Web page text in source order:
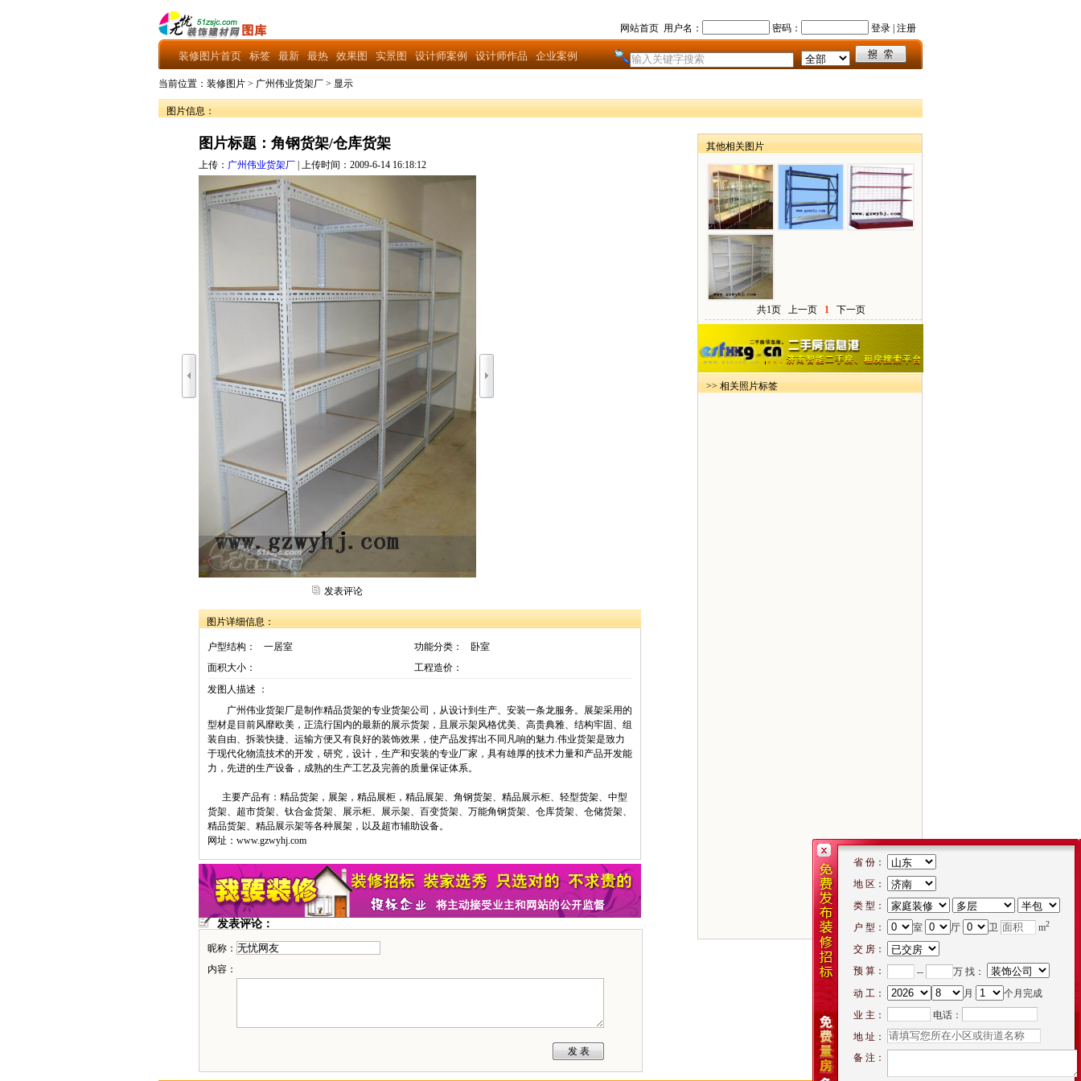
网站首页 用户名： 密码： 登录 | 注册
装修图片首页 标签 最新 最热 效果图 实景图 设计师案例 设计师作品 企业案例
当前位置： 装修图片 > 广州伟业货架厂 > 显示
图片信息：
图片标题：角钢货架/仓库货架
上传： 广州伟业货架厂 | 上传时间：2009-6-14 16:18:12
发表评论
图片详细信息：
户型结构： 一居室 功能分类：
卧室
面积大小：
工程造价：
发图人描述 ：
广州伟业货架厂是制作精品货架的专业货架公司，从设计到生产、安装一条龙服务。展架采用的
型材是目前风靡欧美，正流行国内的最新的展示货架，且展示架风格优美、高贵典雅、结构牢固、组
装自由、拆装快捷、运输方便又有良好的装饰效果，使产品发挥出不同凡响的魅力.伟业货架是致力
于现代化物流技术的开发，研究，设计，生产和安装的专业厂家，具有雄厚的技术力量和产品开发能
力，先进的生产设备，成熟的生产工艺及完善的质量保证体系。
主要产品有：精品货架，展架，精品展柜，精品展架、角钢货架、精品展示柜、轻型货架、中型
货架、超市货架、钛合金货架、展示柜、展示架、百变货架、万能角钢货架、仓库货架、仓储货架、
精品货架、精品展示架等各种展架，以及超市辅助设备。
网址：www.gzwyhj.com
发表评论：
昵称：
内容：
其他相关图片
共1页 上一页 1 下一页
>> 相关照片标签
省 份：
地 区：
类 型：
户 型：
室 厅 卫 m2
交 房：
预 算：
--
万 找：
动 工：
月
个月完成
业 主：
电话：
地 址：
备 注：